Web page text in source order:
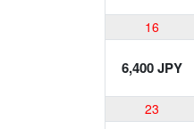
16
6,400 JPY
23